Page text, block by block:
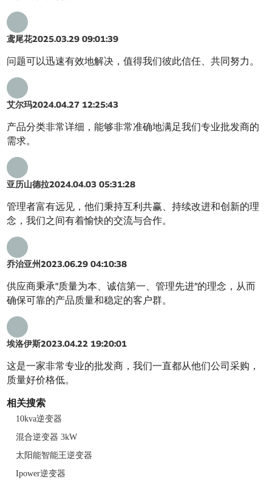
鸢尾花2025.03.29 09:01:39
问题可以迅速有效地解决，值得我们彼此信任、共同努力。
艾尔玛2024.04.27 12:25:43
产品分类非常详细，能够非常准确地满足我们专业批发商的
需求。
亚历山德拉2024.04.03 05:31:28
管理者富有远见，他们秉持互利共赢、持续改进和创新的理
念，我们之间有着愉快的交流与合作。
乔治亚州2023.06.29 04:10:38
供应商秉承“质量为本、诚信第一、管理先进”的理念，从而
确保可靠的产品质量和稳定的客户群。
埃洛伊斯2023.04.22 19:20:01
这是一家非常专业的批发商，我们一直都从他们公司采购，
质量好价格低。
相关搜索
10kva逆变器
混合逆变器 3kW
太阳能智能王逆变器
Ipower逆变器